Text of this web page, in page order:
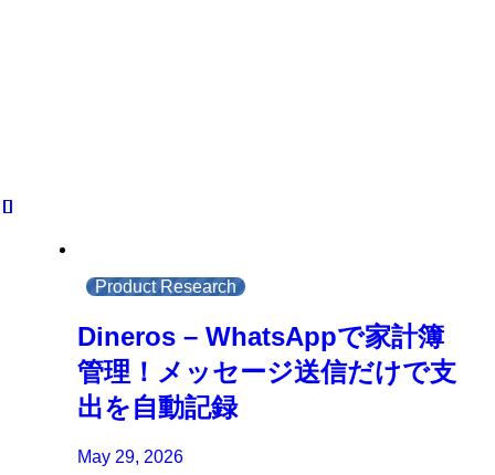
Product Research
Dineros – WhatsAppで家計簿
管理！メッセージ送信だけで支
出を自動記録
May 29, 2026